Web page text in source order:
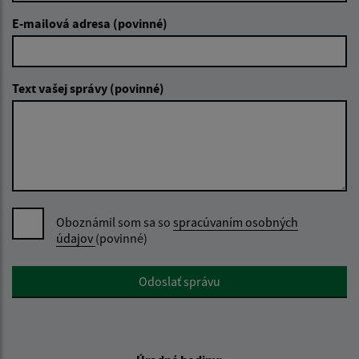
E-mailová adresa (povinné)
Text vašej správy (povinné)
Oboznámil som sa so spracúvaním osobných
údajov (povinné)
Google reCaptcha ResponseOdoslať správu